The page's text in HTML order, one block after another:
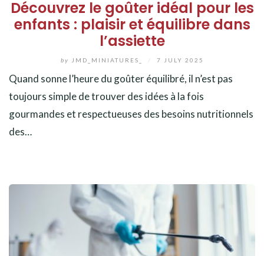
Découvrez le goûter idéal pour les
enfants : plaisir et équilibre dans
l’assiette
by JMD_MINIATURES_ 7 JULY 2025
Quand sonne l’heure du goûter équilibré, il n’est pas
toujours simple de trouver des idées à la fois
gourmandes et respectueuses des besoins nutritionnels
des…